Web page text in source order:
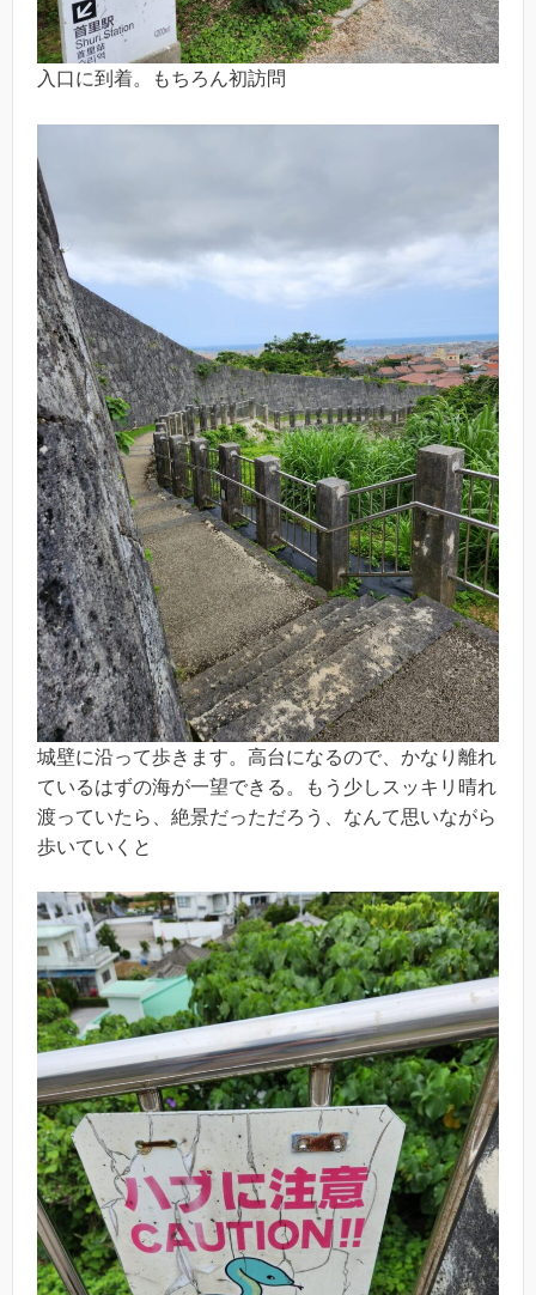
入口に到着。もちろん初訪問
城壁に沿って歩きます。高台になるので、かなり離れ
ているはずの海が一望できる。もう少しスッキリ晴れ
渡っていたら、絶景だっただろう、なんて思いながら
歩いていくと